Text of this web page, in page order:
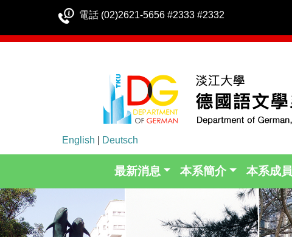
電話 (02)2621-5656 #2333 #2332
English Deutsch
最新消息 本系簡介 本系成員